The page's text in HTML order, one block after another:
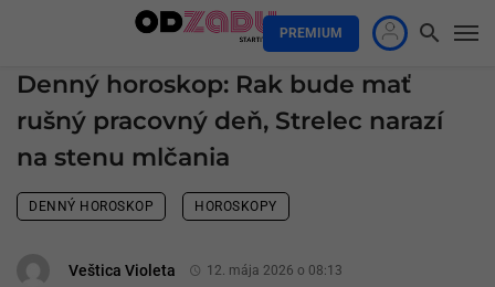
PREMIUM
Denný horoskop: Rak bude mať
rušný pracovný deň, Strelec narazí
na stenu mlčania
DENNÝ HOROSKOP HOROSKOPY
Veštica Violeta 12. mája 2026 o 08:13